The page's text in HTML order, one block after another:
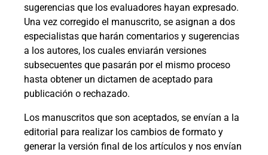
sugerencias que los evaluadores hayan expresado.
Una vez corregido el manuscrito, se asignan a dos
especialistas que harán comentarios y sugerencias
a los autores, los cuales enviarán versiones
subsecuentes que pasarán por el mismo proceso
hasta obtener un dictamen de aceptado para
publicación o rechazado.
Los manuscritos que son aceptados, se envían a la
editorial para realizar los cambios de formato y
generar la versión final de los artículos y nos envían